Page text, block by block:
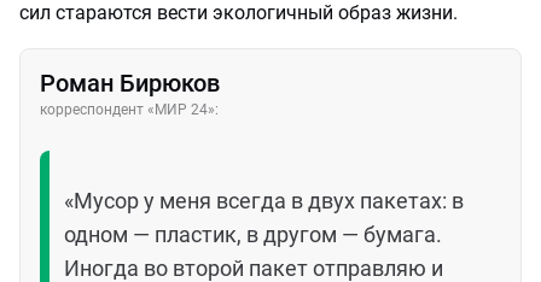
сил стараются вести экологичный образ жизни.
Роман Бирюков
корреспондент «МИР 24»:
«Мусор у меня всегда в двух пакетах: в
одном — пластик, в другом — бумага.
Иногда во второй пакет отправляю и